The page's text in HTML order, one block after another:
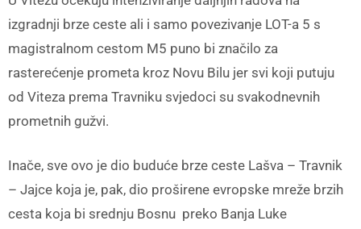
izgradnji brze ceste ali i samo povezivanje LOT-a 5 s
magistralnom cestom M5 puno bi značilo za
rasterećenje prometa kroz Novu Bilu jer svi koji putuju
od Viteza prema Travniku svjedoci su svakodnevnih
prometnih gužvi.
Inače, sve ovo je dio buduće brze ceste Lašva – Travnik
– Jajce koja je, pak, dio proširene evropske mreže brzih
cesta koja bi srednju Bosnu preko Banja Luke